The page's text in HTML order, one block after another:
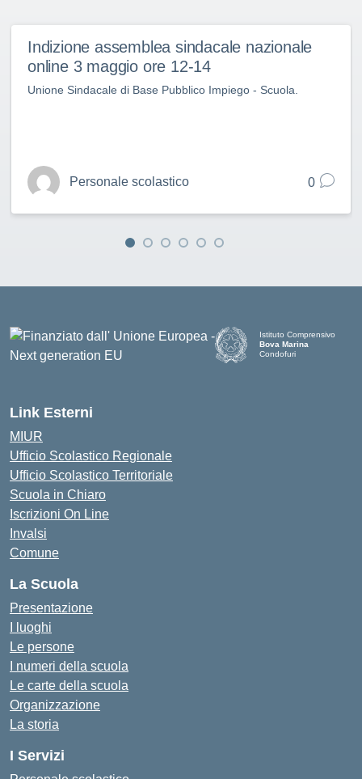
Indizione assemblea sindacale nazionale
online 3 maggio ore 12-14
Unione Sindacale di Base Pubblico Impiego - Scuola.
Personale scolastico 0
Istituto Comprensivo
Bova Marina
Condofuri
Link Esterni
MIUR
Ufficio Scolastico Regionale
Ufficio Scolastico Territoriale
Scuola in Chiaro
Iscrizioni On Line
Invalsi
Comune
La Scuola
Presentazione
I luoghi
Le persone
I numeri della scuola
Le carte della scuola
Organizzazione
La storia
I Servizi